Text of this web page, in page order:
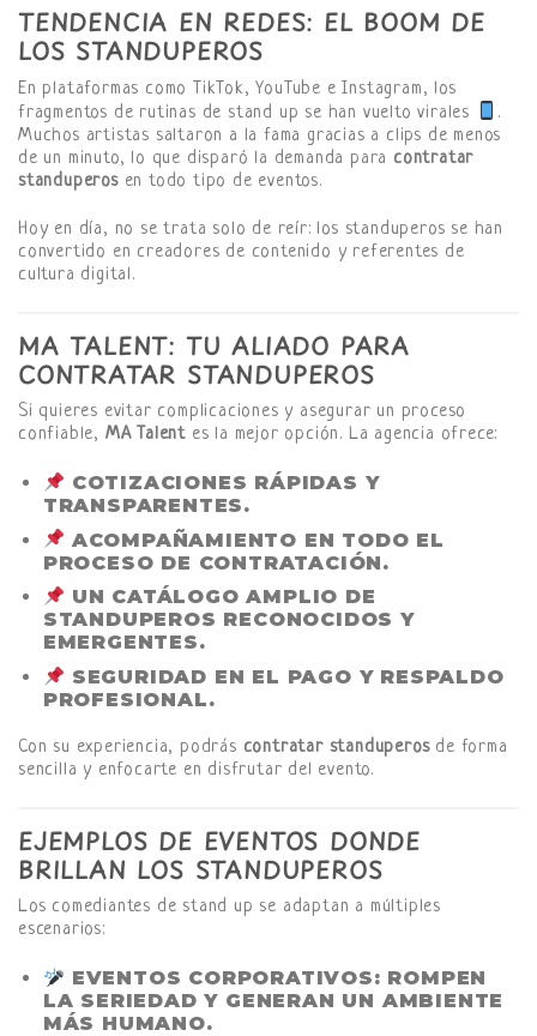
TENDENCIA EN REDES: EL BOOM DE
LOS STANDUPEROS
En plataformas como TikTok, YouTube e Instagram, los
fragmentos de rutinas de stand up se han vuelto virales
.
Muchos artistas saltaron a la fama gracias a clips de menos
de un minuto, lo que disparó la demanda para contratar
standuperosen todo tipo de eventos.
Hoy en día, no se trata solo de reír: los standuperos se han
convertido en creadores de contenido y referentes de
cultura digital.
MA TALENT: TU ALIADO PARA
CONTRATAR STANDUPEROS
Si quieres evitar complicaciones y asegurar un proceso
confiable, MA Talent es la mejor opción. La agencia ofrece:
COTIZACIONES RÁPIDAS Y
TRANSPARENTES.
ACOMPAÑAMIENTO EN TODO EL
PROCESO DE CONTRATACIÓN.
UN CATÁLOGO AMPLIO DE
STANDUPEROS RECONOCIDOS Y
EMERGENTES.
SEGURIDAD EN EL PAGO Y RESPALDO
PROFESIONAL.
Con su experiencia, podrás contratar standuperosde forma
sencilla y enfocarte en disfrutar del evento.
EJEMPLOS DE EVENTOS DONDE
BRILLAN LOS STANDUPEROS
Los comediantes de stand up se adaptan a múltiples
escenarios:
EVENTOS CORPORATIVOS: ROMPEN
LA SERIEDAD Y GENERAN UN AMBIENTE
MÁS HUMANO.